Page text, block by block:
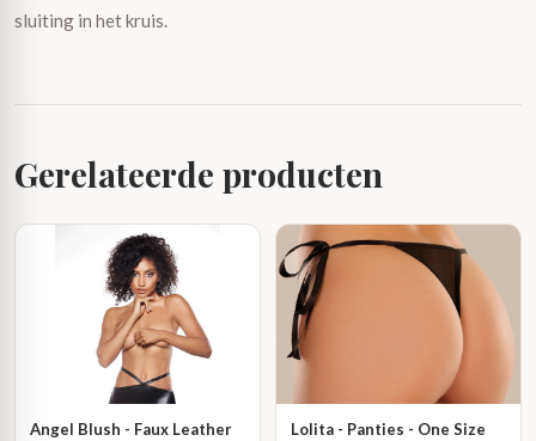
sluiting in het kruis.
Gerelateerde producten
Angel Blush - Faux Leather
Lolita - Panties - One Size